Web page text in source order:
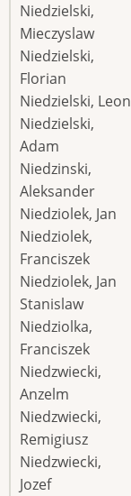
Niedzielski,
Mieczyslaw
Niedzielski,
Florian
Niedzielski, Leon
Niedzielski,
Adam
Niedzinski,
Aleksander
Niedziolek, Jan
Niedziolek,
Franciszek
Niedziolek, Jan
Stanislaw
Niedziolka,
Franciszek
Niedzwiecki,
Anzelm
Niedzwiecki,
Remigiusz
Niedzwiecki,
Jozef